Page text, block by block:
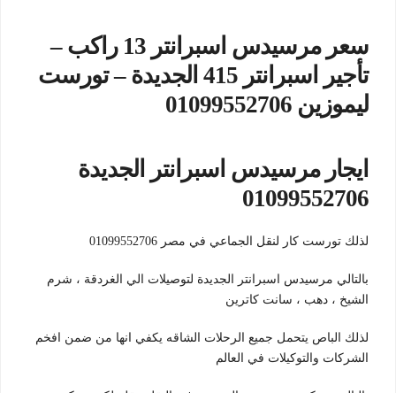
سعر مرسيدس اسبرانتر 13 راكب –
تأجير اسبرانتر 415 الجديدة – تورست
ليموزين 01099552706
ايجار مرسيدس اسبرانتر الجديدة
01099552706
لذلك تورست كار لنقل الجماعي في مصر 01099552706
بالتالي مرسيدس اسبرانتر الجديدة لتوصيلات الي الغردقة ، شرم
الشيخ ، دهب ، سانت كاترين
لذلك الباص يتحمل جميع الرحلات الشاقه يكفي انها من ضمن افخم
الشركات والتوكيلات في العالم